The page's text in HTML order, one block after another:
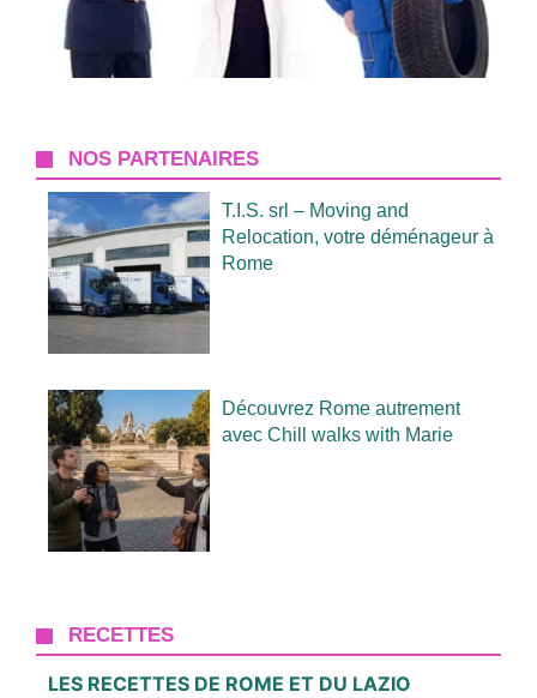
NOS PARTENAIRES
T.I.S. srl – Moving and
Relocation, votre déménageur à
Rome
Découvrez Rome autrement
avec Chill walks with Marie
RECETTES
LES RECETTES DE ROME ET DU LAZIO